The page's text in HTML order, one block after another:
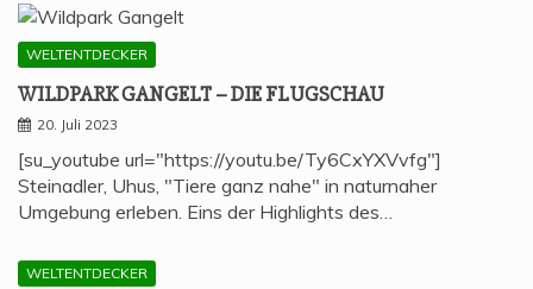
WELTENTDECKER
WILD­PARK GAN­GELT – DIE FLUGSCHAU
20. Juli 2023
[su_youtube url="https://youtu.be/Ty6CxYXVvfg"]
Steinadler, Uhus, "Tiere ganz nahe" in naturnaher
Umgebung erleben. Eins der Highlights des…
WELTENTDECKER